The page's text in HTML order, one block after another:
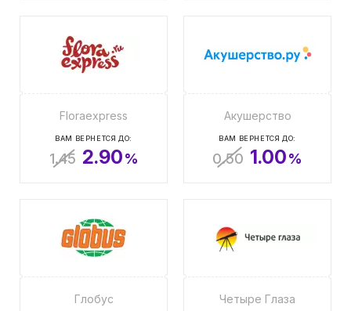
Floraexpress
ВАМ ВЕРНЕТСЯ ДО:
1.45 2.90%
Акушерство
ВАМ ВЕРНЕТСЯ ДО:
0.50 1.00%
Глобус Четыре Глаза